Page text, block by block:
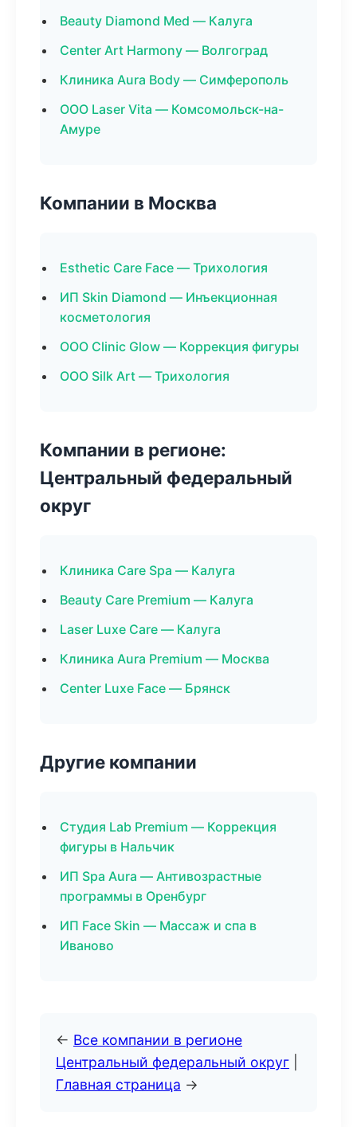
Beauty Diamond Med — Калуга
Center Art Harmony — Волгоград
Клиника Aura Body — Симферополь
ООО Laser Vita — Комсомольск-на-
Амуре
Компании в Москва
Esthetic Care Face — Трихология
ИП Skin Diamond — Инъекционная
косметология
ООО Clinic Glow — Коррекция фигуры
ООО Silk Art — Трихология
Компании в регионе:
Центральный федеральный
округ
Клиника Care Spa — Калуга
Beauty Care Premium — Калуга
Laser Luxe Care — Калуга
Клиника Aura Premium — Москва
Center Luxe Face — Брянск
Другие компании
Студия Lab Premium — Коррекция
фигуры в Нальчик
ИП Spa Aura — Антивозрастные
программы в Оренбург
ИП Face Skin — Массаж и спа в
Иваново
← Все компании в регионе
Центральный федеральный округ
Главная страница →